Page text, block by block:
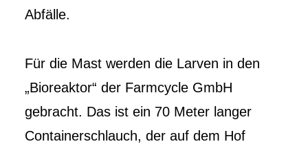
Abfälle.
Für die Mast werden die Larven in den
„Bioreaktor“ der Farmcycle GmbH
gebracht. Das ist ein 70 Meter langer
Containerschlauch, der auf dem Hof